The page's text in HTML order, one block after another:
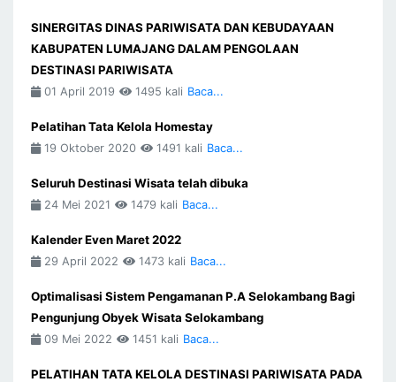
SINERGITAS DINAS PARIWISATA DAN KEBUDAYAAN
KABUPATEN LUMAJANG DALAM PENGOLAAN
DESTINASI PARIWISATA
01 April 2019 1495 kali Baca...
Pelatihan Tata Kelola Homestay
19 Oktober 2020 1491 kali Baca...
Seluruh Destinasi Wisata telah dibuka
24 Mei 2021 1479 kali Baca...
Kalender Even Maret 2022
29 April 2022 1473 kali Baca...
Optimalisasi Sistem Pengamanan P.A Selokambang Bagi
Pengunjung Obyek Wisata Selokambang
09 Mei 2022 1451 kali Baca...
PELATIHAN TATA KELOLA DESTINASI PARIWISATA PADA